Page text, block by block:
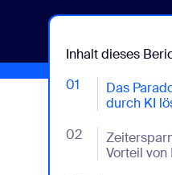
Inhalt dieses
01
Das
durch KI
- Jumplink to Das
02
Vorteil von
- Jumplink to